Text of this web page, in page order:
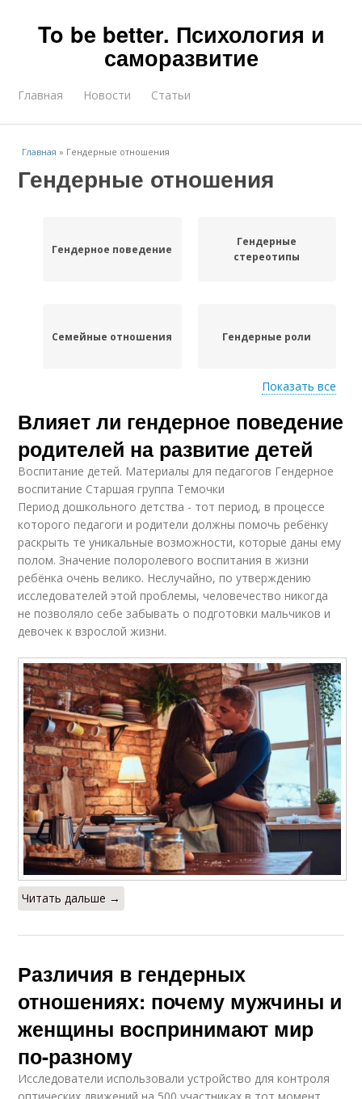
To be better. Психология и
саморазвитие
Главная Новости Статьи
Главная » Гендерные отношения
Гендерные отношения
Гендерное поведение
Гендерные
стереотипы
Семейные отношения Гендерные роли
Напряжения в
отношениях
Различия в гендерных
отношениях
Женщина в гендерных
Гендерные различия
Отношения между
мужчиной
Конфликты в
гендерных
отношениях
Гендерные вопросы
Отношения между
мужчинами
Показать все
Влияет ли гендерное поведение
родителей на развитие детей
Воспитание детей. Материалы для педагогов Гендерное
воспитание Старшая группа Темочки
Период дошкольного детства - тот период, в процессе
которого педагоги и родители должны помочь ребёнку
раскрыть те уникальные возможности, которые даны ему
полом. Значение полоролевого воспитания в жизни
ребёнка очень велико. Неслучайно, по утверждению
исследователей этой проблемы, человечество никогда
не позволяло себе забывать о подготовки мальчиков и
девочек к взрослой жизни.
Читать дальше →
Различия в гендерных
отношениях: почему мужчины и
женщины воспринимают мир
по-разному
Исследователи использовали устройство для контроля
оптических движений на 500 участниках в тот момент,